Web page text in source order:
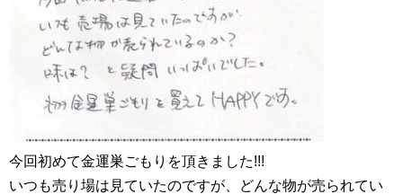
今回初めて金運巣ごもりを頂きました!!!
いつも売り場は見ていたのですが、どんな物が売られてい